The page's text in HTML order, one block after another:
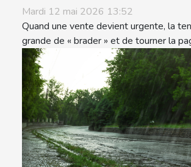
Mardi 12 mai 2026 13:52
Quand une vente devient urgente, la
grande de « brader » et de tourner la